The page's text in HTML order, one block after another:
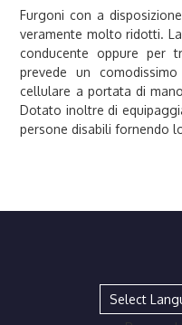
Furgoni con a
veramente molto ridotti.
conducente oppure per
prevede un
cellulare a portata di
Dotato inoltre di
persone disabili fornendo